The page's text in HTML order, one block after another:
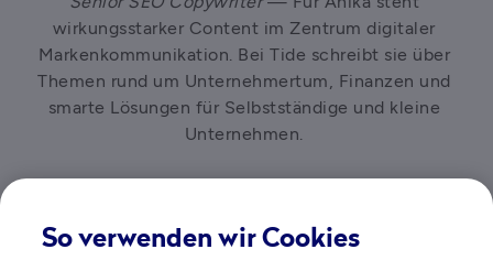
wirkungsstarker Content im Zentrum digitaler
Markenkommunikation. Bei Tide schreibt sie über
Themen rund um Unternehmertum, Finanzen und
smarte Lösungen für Selbstständige und kleine
Unternehmen.
So verwenden wir Cookies